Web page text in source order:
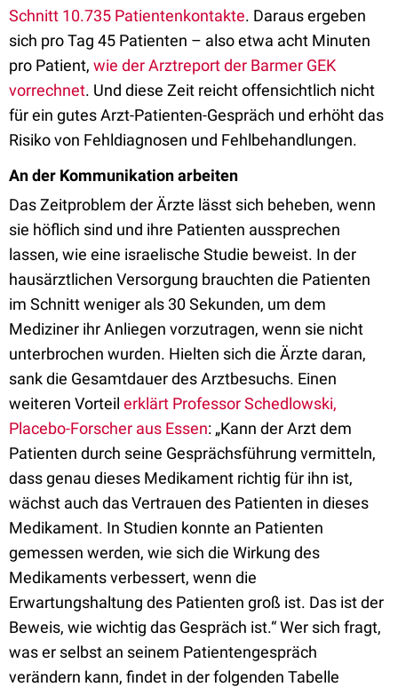
Schnitt 10.735 Patientenkontakte. Daraus ergeben
sich pro Tag 45 Patienten – also etwa acht Minuten
pro Patient, wie der Arztreport der Barmer GEK
vorrechnet. Und diese Zeit reicht offensichtlich nicht
für ein gutes Arzt-Patienten-Gespräch und erhöht das
Risiko von Fehldiagnosen und Fehlbehandlungen.
An der Kommunikation arbeiten
Das Zeitproblem der Ärzte lässt sich beheben, wenn
sie höflich sind und ihre Patienten aussprechen
lassen, wie eine israelische Studie beweist. In der
hausärztlichen Versorgung brauchten die Patienten
im Schnitt weniger als 30 Sekunden, um dem
Mediziner ihr Anliegen vorzutragen, wenn sie nicht
unterbrochen wurden. Hielten sich die Ärzte daran,
sank die Gesamtdauer des Arztbesuchs. Einen
weiteren Vorteil erklärt Professor Schedlowski,
Placebo-Forscher aus Essen: „Kann der Arzt dem
Patienten durch seine Gesprächsführung vermitteln,
dass genau dieses Medikament richtig für ihn ist,
wächst auch das Vertrauen des Patienten in dieses
Medikament. In Studien konnte an Patienten
gemessen werden, wie sich die Wirkung des
Medikaments verbessert, wenn die
Erwartungshaltung des Patienten groß ist. Das ist der
Beweis, wie wichtig das Gespräch ist.“ Wer sich fragt,
was er selbst an seinem Patientengespräch
verändern kann, findet in der folgenden Tabelle